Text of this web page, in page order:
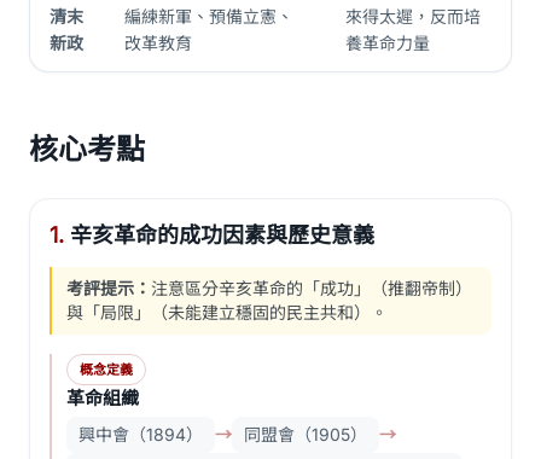
清末
新政
編練新軍、預備立憲、
改革教育
來得太遲，反而培
養革命力量
核心考點
1. 辛亥革命的成功因素與歷史意義
考評提示： 注意區分辛亥革命的「成功」（推翻帝制）
與「局限」（未能建立穩固的民主共和）。
概念定義
革命組織
興中會（1894） → 同盟會（1905）
→